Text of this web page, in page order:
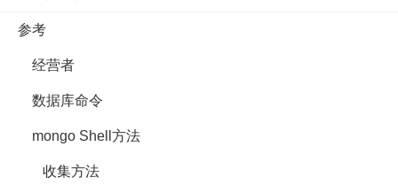
参考
经营者
数据库命令
mongo Shell方法
收集方法